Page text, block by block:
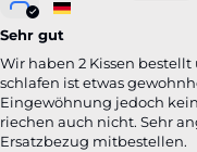
Sehr gut
Wir haben 2 Kissen
schlafen ist etwas
Eingewöhnung jedoch
riechen auch nicht. Sehr
Ersatzbezug mitbestellen.